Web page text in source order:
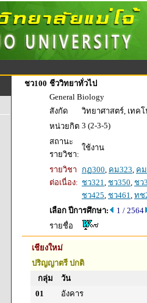
ชว100 ชีววิทยาทั่วไป
General Biology
สังกัด
วิทยาศาสตร์, เทค
หน่วยกิต 3 (2-3-5)
สถานะ
รายวิชา:
ใช้งาน
รายวิชา
ต่อเนื่อง:
กฏ300, คม323, ค
ชว321, ชว350, ชว
ชว425, ชว461, ทช
เลือก ปีการศึกษา:
1 / 2564
รายชื่อ
เชียงใหม่
ปริญญาตรี ปกติ
กลุ่ม
วัน
01
อังคาร